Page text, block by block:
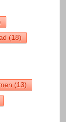
(18)
(13)